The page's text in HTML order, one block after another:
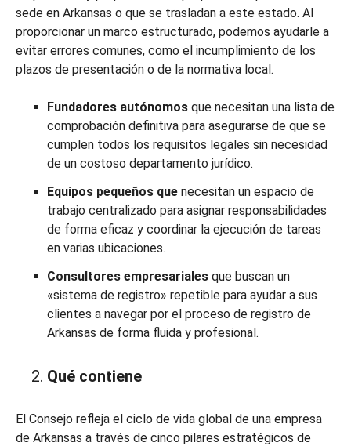
sede en Arkansas o que se trasladan a este estado. Al
proporcionar un marco estructurado, podemos ayudarle a
evitar errores comunes, como el incumplimiento de los
plazos de presentación o de la normativa local.
Fundadores autónomos que necesitan una lista de
comprobación definitiva para asegurarse de que se
cumplen todos los requisitos legales sin necesidad
de un costoso departamento jurídico.
Equipos pequeños que necesitan un espacio de
trabajo centralizado para asignar responsabilidades
de forma eficaz y coordinar la ejecución de tareas
en varias ubicaciones.
Consultores empresariales que buscan un
«sistema de registro» repetible para ayudar a sus
clientes a navegar por el proceso de registro de
Arkansas de forma fluida y profesional.
Qué contiene
El Consejo refleja el ciclo de vida global de una empresa
de Arkansas a través de cinco pilares estratégicos de